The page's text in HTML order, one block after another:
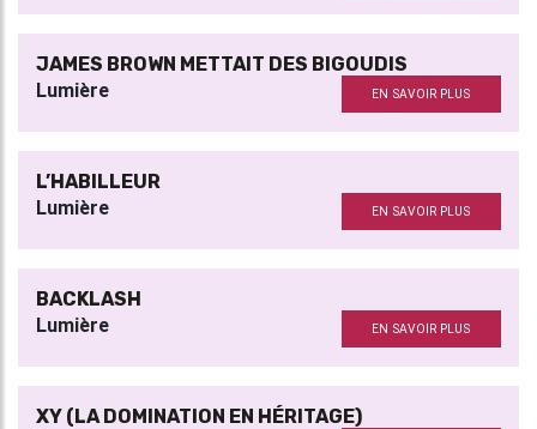
JAMES BROWN METTAIT DES BIGOUDIS
Lumière EN SAVOIR PLUS
L’HABILLEUR
Lumière EN SAVOIR PLUS
BACKLASH
Lumière EN SAVOIR PLUS
XY (LA DOMINATION EN HÉRITAGE)